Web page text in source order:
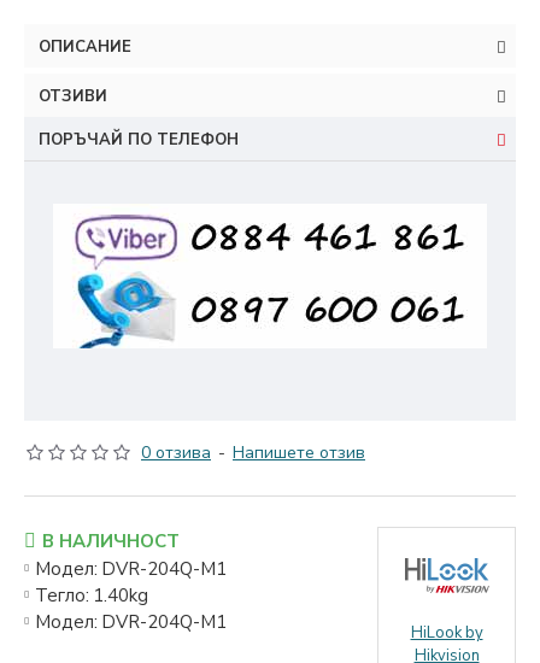
ОПИСАНИЕ
ОТЗИВИ
ПОРЪЧАЙ ПО ТЕЛЕФОН
0 отзива - Напишете отзив
В НАЛИЧНОСТ
Модел: DVR-204Q-M1
Тегло: 1.40kg
Модел: DVR-204Q-M1
HiLook by
Hikvision